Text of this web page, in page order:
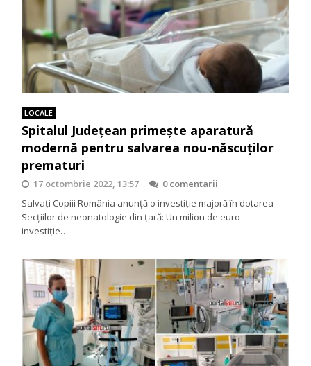
LOCALE
Spitalul Județean primește aparatură
modernă pentru salvarea nou-născuților
prematuri
17 octombrie 2022, 13:57
0 comentarii
Salvați Copiii România anunță o investiție majoră în dotarea
Secțiilor de neonatologie din țară: Un milion de euro –
investiție…